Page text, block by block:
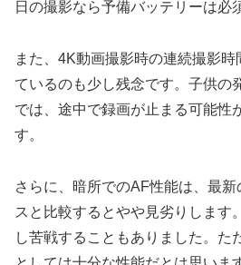
日の撮影なら予備バッテリーは必
また、4K動画撮影時の連続撮影
ているのも少し残念です。子供の
では、途中で録画が止まる可能性
す。
さらに、暗所でのAF性能は、最
スと比較するとやや見劣りします
し苦戦することもありました。た